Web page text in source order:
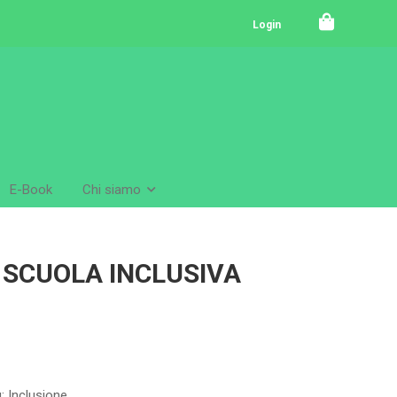
Login
E-Book Chi siamo
INCLUSIVA